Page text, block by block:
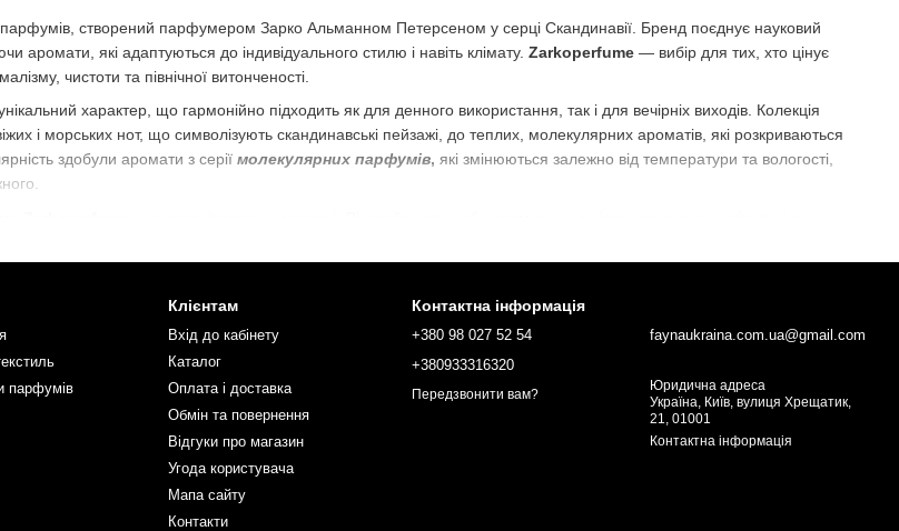
створений парфумером Зарко Альманном Петерсеном у серці Скандинавії. Бренд поєднує науковий
аромати, які адаптуються до індивідуального стилю і навіть клімату. Zarkoperfume — вибір для тих, хто цінує
чистоти та північної витонченості.
характер, що гармонійно підходить як для денного використання, так і для вечірніх виходів. Колекція
і морських нот, що символізують скандинавські пейзажі, до теплих, молекулярних ароматів, які розкриваються
здобули аромати з серії молекулярних парфумів, які змінюються залежно від температури та вологості,
парфумів
Клієнтам
Вхід до кабінету
Каталог
Оплата і доставка
Обмін та повернення
Відгуки про магазин
Угода користувача
Мапа сайту
Контакти
Контактна інформація
+380 98 027 52 54
+380933316320
Передзвонити вам?
faynaukraina.com.ua@gmail.com
Юридична адреса
Україна, Київ, вулиця Хрещатик,
21, 01001
Контактна інформація